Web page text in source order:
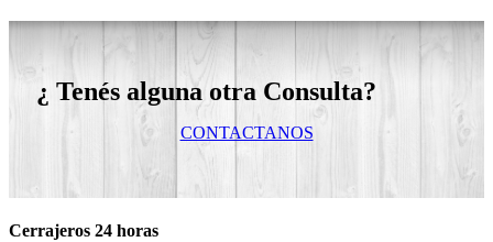
¿ Tenés alguna otra Consulta?
CONTACTANOS
Cerrajeros 24 horas